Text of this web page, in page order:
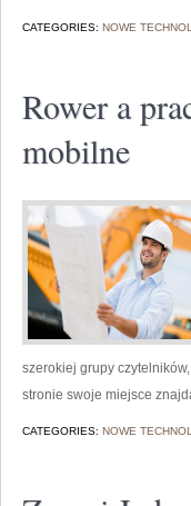
CATEGORIES: NOWE
Rower a
mobilne
szerokiej grupy
stronie swoje miejsce
CATEGORIES: NOWE